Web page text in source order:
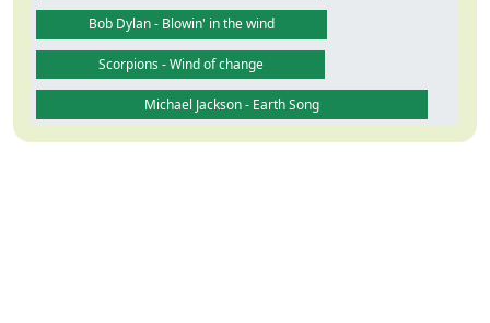
Bob Dylan - Blowin' in the wind
Scorpions - Wind of change
Michael Jackson - Earth Song